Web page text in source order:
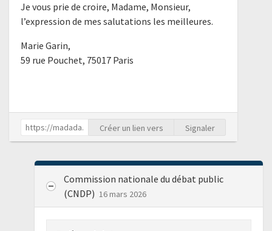
Je vous prie de croire, Madame, Monsieur,
l’expression de mes salutations les meilleures.
Marie Garin,
59 rue Pouchet, 75017 Paris
Créer un lien vers Signaler
Commission nationale du débat public
(CNDP) 16 mars 2026